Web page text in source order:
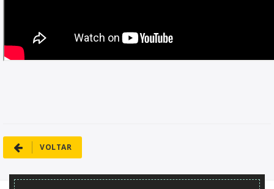
VOLTAR